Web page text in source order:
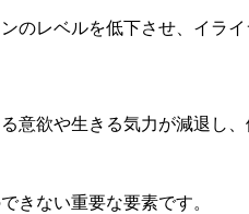
のレベルを低下させ、イラ
意欲や生きる気力が減退し
きない重要な要素です。